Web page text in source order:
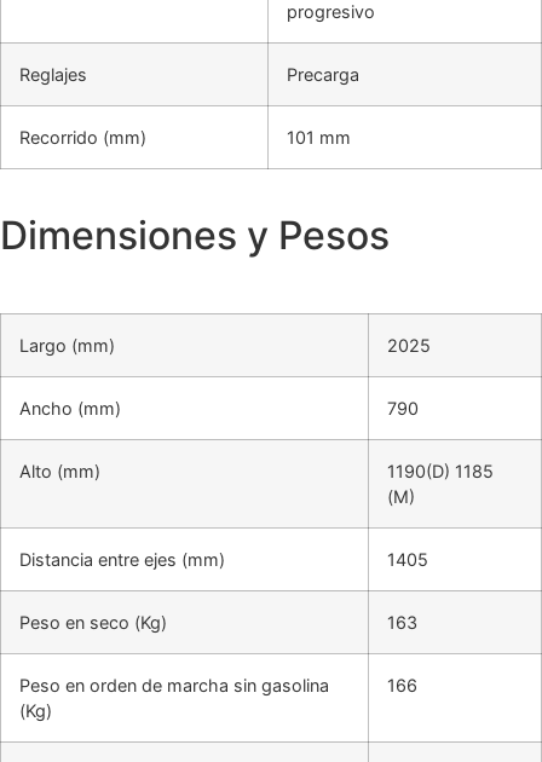
progresivo
Reglajes Precarga
Recorrido (mm) 101 mm
Dimensiones y Pesos
Largo (mm) 2025
Ancho (mm) 790
Alto (mm)
1190(D) 1185
(M)
Distancia entre ejes (mm) 1405
Peso en seco (Kg) 163
Peso en orden de marcha sin gasolina
(Kg)
166